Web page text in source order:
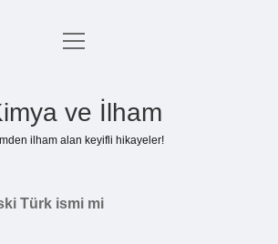
Anasayfa
menüyü
ve İlham
ilham alan keyifli hikayeler!
Türk ismi mi